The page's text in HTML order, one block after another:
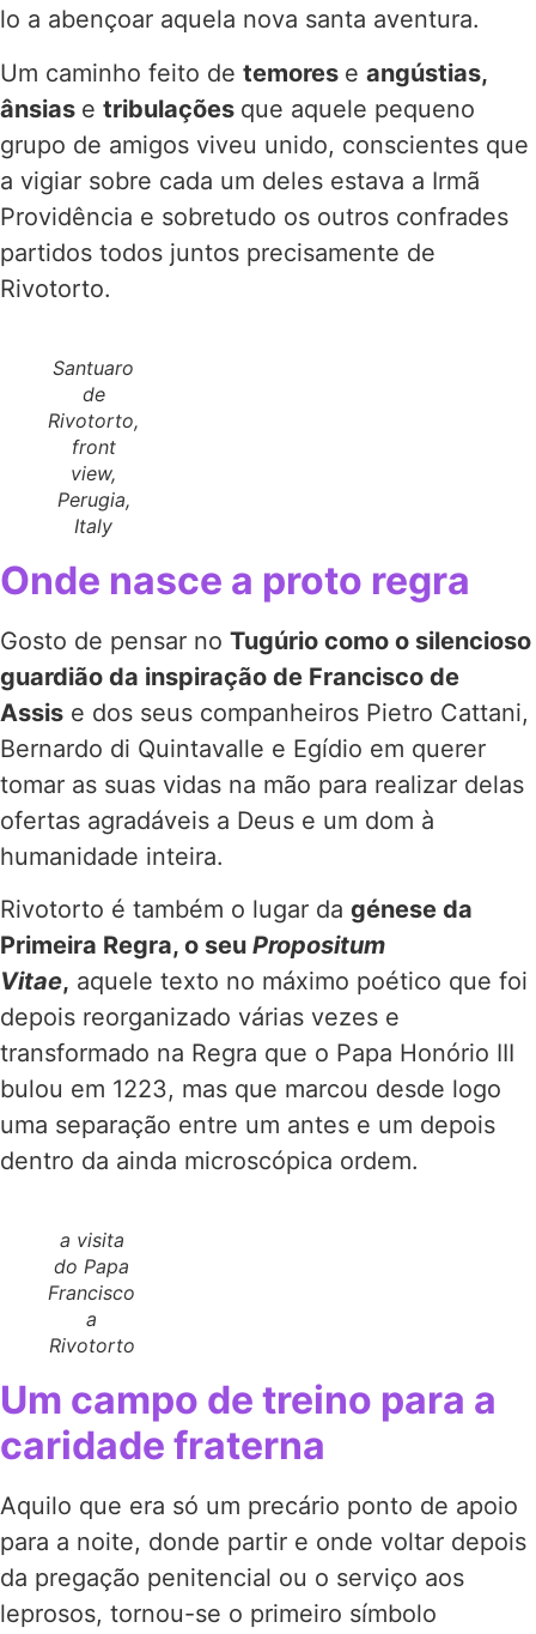
lo a abençoar aquela nova santa aventura.
Um caminho feito de temores e angústias,
ânsias e tribulações que aquele pequeno
grupo de amigos viveu unido, conscientes que
a vigiar sobre cada um deles estava a Irmã
Providência e sobretudo os outros confrades
partidos todos juntos precisamente de
Rivotorto.
Santuaro
de
Rivotorto,
front
view,
Perugia,
Italy
Onde nasce a proto regra
Gosto de pensar no Tugúrio como o silencioso
guardião da inspiração de Francisco de
Assis e dos seus companheiros Pietro Cattani,
Bernardo di Quintavalle e Egídio em querer
tomar as suas vidas na mão para realizar delas
ofertas agradáveis a Deus e um dom à
humanidade inteira.
Rivotorto é também o lugar da génese da
Primeira Regra, o seu Propositum
Vitae, aquele texto no máximo poético que foi
depois reorganizado várias vezes e
transformado na Regra que o Papa Honório III
bulou em 1223, mas que marcou desde logo
uma separação entre um antes e um depois
dentro da ainda microscópica ordem.
a visita
do Papa
Francisco
a
Rivotorto
Um campo de treino para a
caridade fraterna
Aquilo que era só um precário ponto de apoio
para a noite, donde partir e onde voltar depois
da pregação penitencial ou o serviço aos
leprosos, tornou-se o primeiro símbolo